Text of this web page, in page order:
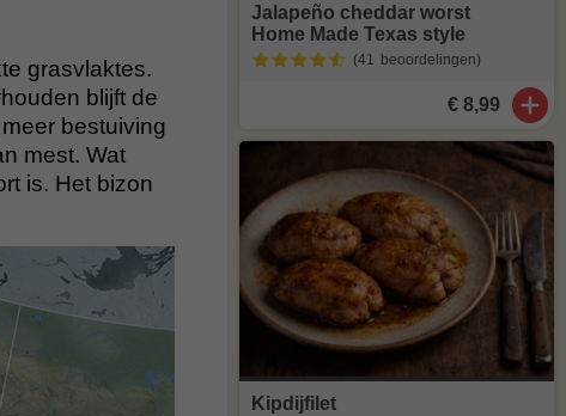
grasvlaktes.
blijft de
bestuiving
mest. Wat
is. Het bizon
Jalapeño cheddar worst
Home Made Texas style
(41 beoordelingen)
€ 8,99
Kipdijfilet